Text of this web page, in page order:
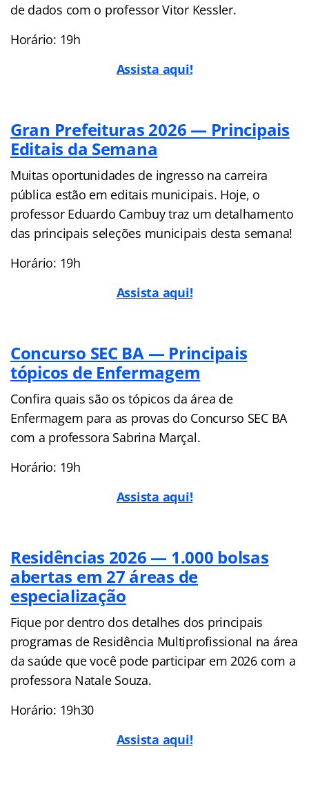
de dados com o professor Vitor Kessler.
Horário: 19h
Assista aqui!
Gran Prefeituras 2026 — Principais
Editais da Semana
Muitas oportunidades de ingresso na carreira
pública estão em editais municipais. Hoje, o
professor Eduardo Cambuy traz um detalhamento
das principais seleções municipais desta semana!
Horário: 19h
Assista aqui!
Concurso SEC BA — Principais
tópicos de Enfermagem
Confira quais são os tópicos da área de
Enfermagem para as provas do Concurso SEC BA
com a professora Sabrina Marçal.
Horário: 19h
Assista aqui!
Residências 2026 — 1.000 bolsas
abertas em 27 áreas de
especialização
Fique por dentro dos detalhes dos principais
programas de Residência Multiprofissional na área
da saúde que você pode participar em 2026 com a
professora Natale Souza.
Horário: 19h30
Assista aqui!